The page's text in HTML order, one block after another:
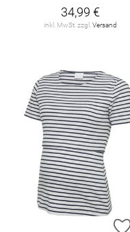
34,99 €
inkl. MwSt. zzgl. Versand